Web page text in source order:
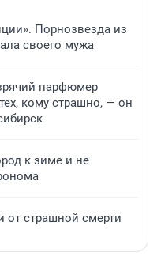
Порнозвезда из
своего мужа
парфюмер
кому страшно, — он
к зиме и не
от страшной смерти